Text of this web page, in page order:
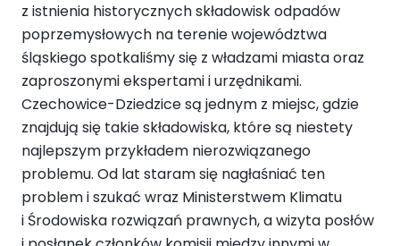
z istnienia historycznych składowisk odpadów
poprzemysłowych na terenie województwa
śląskiego spotkaliśmy się z władzami miasta oraz
zaproszonymi ekspertami i urzędnikami.
Czechowice-Dziedzice są jednym z miejsc, gdzie
znajdują się takie składowiska, które są niestety
najlepszym przykładem nierozwiązanego
problemu. Od lat staram się nagłaśniać ten
problem i szukać wraz Ministerstwem Klimatu
i Środowiska rozwiązań prawnych, a wizyta posłów